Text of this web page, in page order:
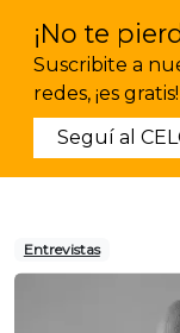
¡No te
Suscribite a
redes, ¡es gratis!
Seguí al
Entrevistas